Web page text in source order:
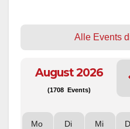
Alle Events
August 2026
(1708 Events)
Mo Di Mi